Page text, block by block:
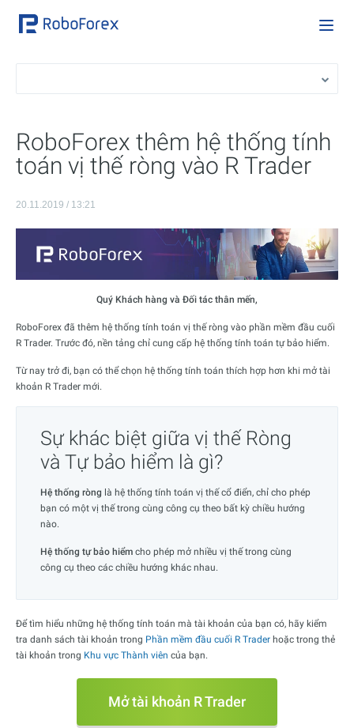
RoboForex thêm hệ thống tính
toán vị thế ròng vào R Trader
20.11.2019 / 13:21
Quý Khách hàng và Đối tác thân mến,
RoboForex đã thêm hệ thống tính toán vị thế ròng vào phần mềm đầu cuối
R Trader. Trước đó, nền tảng chỉ cung cấp hệ thống tính toán tự bảo hiểm.
Từ nay trở đi, bạn có thể chọn hệ thống tính toán thích hợp hơn khi mở tài
khoản R Trader mới.
Sự khác biệt giữa vị thế Ròng
và Tự bảo hiểm là gì?
Hệ thống ròng là hệ thống tính toán vị thế cổ điển, chỉ cho phép
bạn có một vị thế trong cùng công cụ theo bất kỳ chiều hướng
nào.
Hệ thống tự bảo hiểm cho phép mở nhiều vị thế trong cùng
công cụ theo các chiều hướng khác nhau.
Để tìm hiểu những hệ thống tính toán mà tài khoản của bạn có, hãy kiểm
tra danh sách tài khoản trong Phần mềm đầu cuối R Trader hoặc trong thẻ
tài khoản trong Khu vực Thành viên của bạn.
Mở tài khoản R Trader